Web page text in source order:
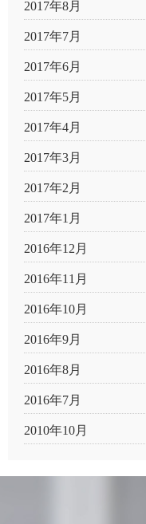
2017年8月
2017年7月
2017年6月
2017年5月
2017年4月
2017年3月
2017年2月
2017年1月
2016年12月
2016年11月
2016年10月
2016年9月
2016年8月
2016年7月
2010年10月